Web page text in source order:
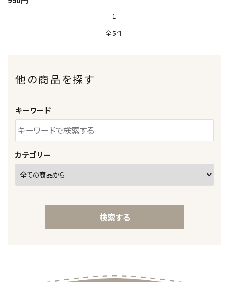
1
全5件
他の商品を探す
キーワード
カテゴリー
検索する